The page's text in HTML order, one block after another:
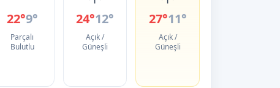
22°9°
Parçalı
Bulutlu
24°12°
Açık /
Güneşli
27°11°
Açık /
Güneşli